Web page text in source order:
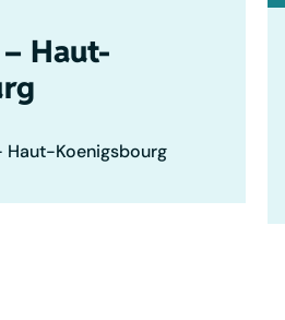
Haut-
Haut-Koenigsbourg